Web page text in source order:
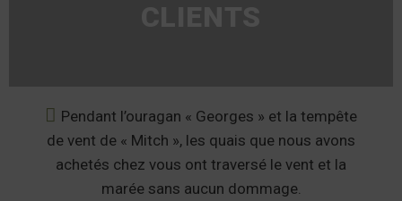
Pendant l’ouragan « Georges » et la tempête
de vent de « Mitch », les quais que nous avons
achetés chez vous ont traversé le vent et la
marée sans aucun dommage.